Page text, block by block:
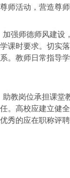
师活动，营造尊师
师德师风建设
课时要求。切实
。教师日常指导
岗位承担课堂教
。高校应建立健
秀的应在职称评